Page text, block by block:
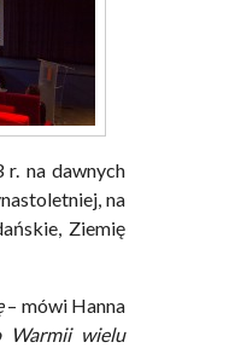
na dawnych
na
Ziemię
– mówi Hanna
Warmii wielu